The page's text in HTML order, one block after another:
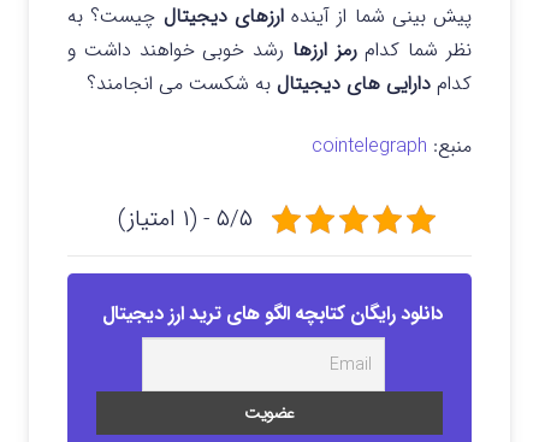
پیش بینی شما از آیندهارزهای دیجیتال چیست؟ به
نظر شما کدامرمز ارزها رشد خوبی خواهند داشت و
کدام دارایی های دیجیتال به شکست می انجامند؟
منبع: cointelegraph
۵/۵ - (۱ امتیاز)
دانلود رایگان کتابچه الگو های ترید ارز دیجیتال